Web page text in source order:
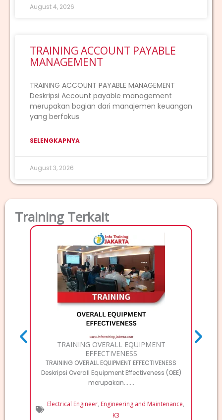
August 4, 2026
TRAINING ACCOUNT PAYABLE
MANAGEMENT
TRAINING ACCOUNT PAYABLE MANAGEMENT
Deskripsi Account payable management
merupakan bagian dari manajemen keuangan
yang berfokus
SELENGKAPNYA
August 3, 2026
Training Terkait
TRAINING OVERALL EQUIPMENT
EFFECTIVENESS
TRAINING OVERALL EQUIPMENT EFFECTIVENESS
Deskripsi Overall Equipment Effectiveness (OEE)
merupakan.......
Electrical Engineer, Engineering and Maintenance,
K3